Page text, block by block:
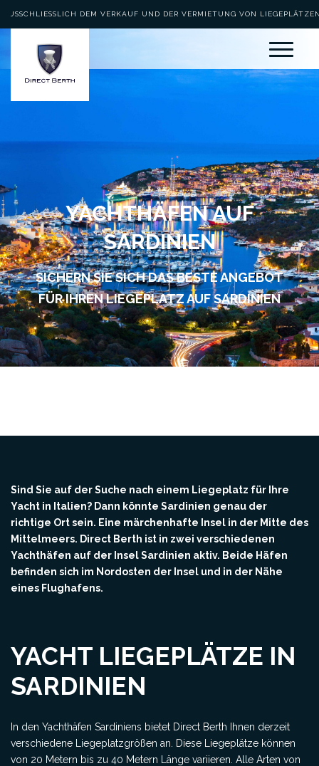
AUSSCHLIESSLICH DEM VERKAUF UND DER VERMIETUNG VON LIEGEPLÄTZEN
YACHTHÄFEN AUF
SARDINIEN
SICHERN SIE SICH DAS BESTE ANGEBOT
FÜR IHREN LIEGEPLATZ AUF SARDINIEN
Sind Sie auf der Suche nach einem Liegeplatz für Ihre
Yacht in Italien? Dann könnte Sardinien genau der
richtige Ort sein. Eine märchenhafte Insel in der Mitte des
Mittelmeers. Direct Berth ist in zwei verschiedenen
Yachthäfen auf der Insel Sardinien aktiv. Beide Häfen
befinden sich im Nordosten der Insel und in der Nähe
eines Flughafens.
YACHT LIEGEPLÄTZE IN
SARDINIEN
In den Yachthäfen Sardiniens bietet Direct Berth Ihnen derzeit
verschiedene Liegeplatzgrößen an. Diese Liegeplätze können
von 20 Metern bis zu 40 Metern Länge variieren. Alle Arten von